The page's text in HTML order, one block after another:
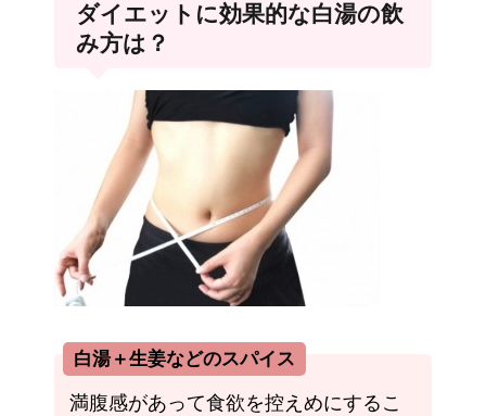
ダイエットに効果的な白湯の飲
み方は？
白湯＋生姜などのスパイス
満腹感があって食欲を控えめにするこ